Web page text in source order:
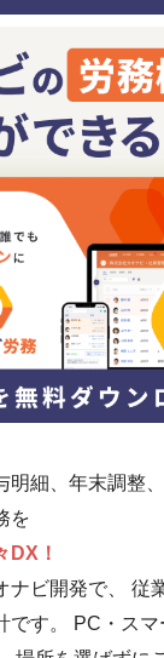
明細、年末調整
を
DX！
ナビ開発で、 従
です。 PC・スマ